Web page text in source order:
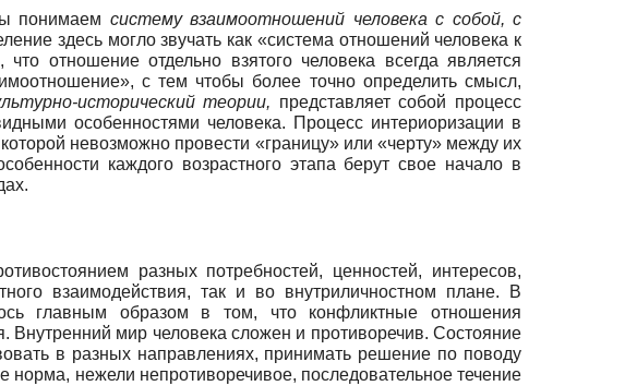
понимаем систему взаимоотношений человека с собой, с
здесь могло звучать как «система отношений человека к
отношение отдельно взятого человека всегда является
с тем чтобы более точно определить смысл,
исторический теории, представляет собой процесс
особенностями человека. Процесс интериоризации в
невозможно провести «границу» или «черту» между их
каждого возрастного этапа берут свое начало в
разных потребностей, ценностей, интересов,
взаимодействия, так и во внутриличностном плане. В
главным образом в том, что конфликтные отношения
Внутренний мир человека сложен и противоречив. Состояние
в разных направлениях, принимать решение по поводу
нежели непротиворечивое, последовательное течение